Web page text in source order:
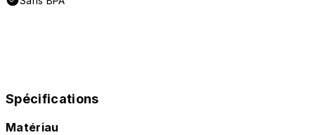
Spécifications
Matériau